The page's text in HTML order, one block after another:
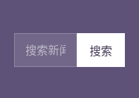
搜索新闻
搜索